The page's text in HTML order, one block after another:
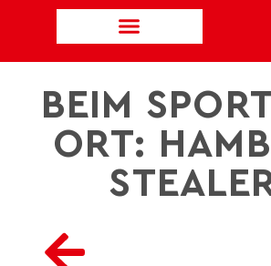
BEIM
ORT: